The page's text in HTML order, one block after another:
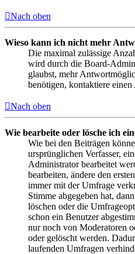
Nach oben
Wieso kann ich nicht mehr
Die maximal zulässige
wird durch die Board-
glaubst, mehr
benötigen, kontaktiere
Nach oben
Wie bearbeite oder lösche ich
Wie bei den Beiträgen
ursprünglichen Verfasser,
Administrator bearbeitet
bearbeiten, ändere den
immer mit der Umfrage
Stimme abgegeben hat,
löschen oder die
schon ein Benutzer
nur noch von Moderatoren
oder gelöscht werden.
laufenden Umfragen